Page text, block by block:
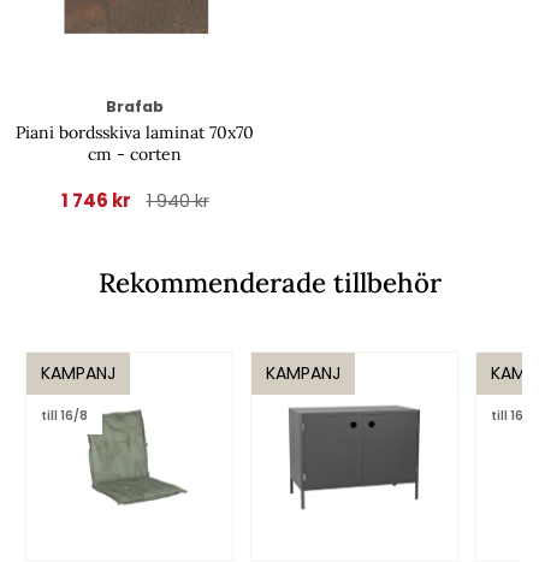
Brafab
Piani bordsskiva laminat 70x70
cm - corten
1 746 kr 1 940 kr
Rekommenderade tillbehör
KAMPANJ
till 16/8
KAMPANJ
till 16/8